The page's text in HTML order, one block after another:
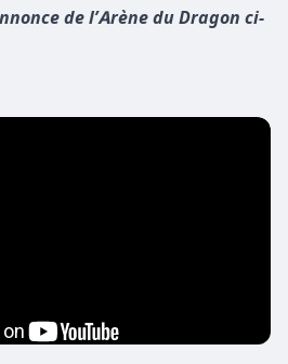
de l’Arène du Dragon ci-